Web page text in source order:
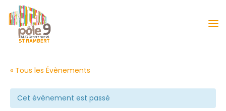
« Tous les Évènements
Cet évènement est passé